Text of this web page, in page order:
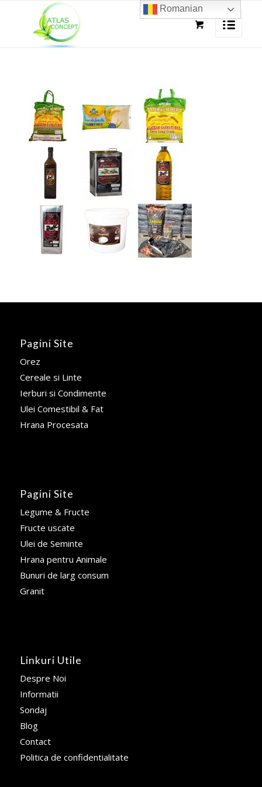
Pagini Site
Orez
Cereale si Linte
Ierburi si Condimente
Ulei Comestibil & Fat
Hrana Procesata
Pagini Site
Legume & Fructe
Fructe uscate
Ulei de Seminte
Hrana pentru Animale
Bunuri de larg consum
Granit
Linkuri Utile
Despre Noi
Informatii
Sondaj
Blog
Contact
Politica de confidentialitate
Romanian